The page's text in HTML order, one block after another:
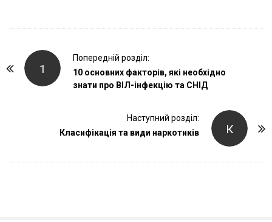
1
Попередній розділ:
10 основних факторів, які необхідно
знати про ВІЛ-інфекцію та СНІД
К
Наступний розділ:
Класифікація та види наркотиків